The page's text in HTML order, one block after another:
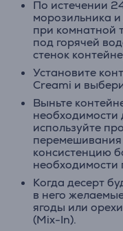
По истечении
морозильника
при комнатной
под горячей
стенок
Установите
Creami и
Выньте
необходимости
используйте
консистенцию
необходимости
Когда десерт
в него
ягоды или
(Mix-In).